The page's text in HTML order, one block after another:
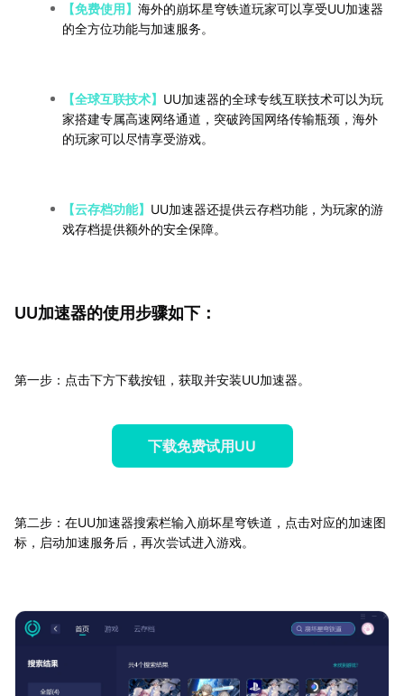
【免费使用】 海外的崩坏星穹铁道玩家可以享受UU加速器
的全方位功能与加速服务。
【全球互联技术】 UU加速器的全球专线互联技术可以为玩
家搭建专属高速网络通道，突破跨国网络传输瓶颈，海外
的玩家可以尽情享受游戏。
【云存档功能】 UU加速器还提供云存档功能，为玩家的游
戏存档提供额外的安全保障。
UU加速器的使用步骤如下：
第一步：点击下方下载按钮，获取并安装UU加速器。
下载免费试用UU
第二步：在UU加速器搜索栏输入崩坏星穹铁道，点击对应的加速图
标，启动加速服务后，再次尝试进入游戏。